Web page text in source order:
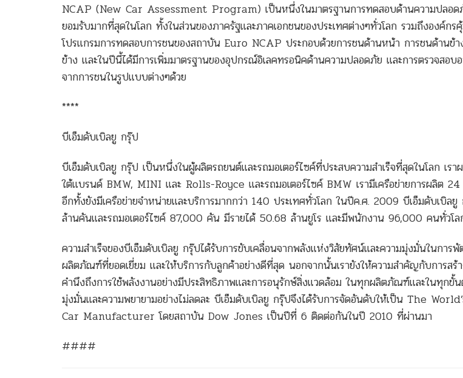
NCAP (New Car Assessment Program) เป็นหนึ่งในมาตรฐานการทดสอบด้านความปลอด
ยอมรับมากที่สุดในโลก ทั้งในส่วนของภาครัฐและภาคเอกชนของประเทศต่างๆทั่วโลก รวมถึงองค์กร
โปรแกรมการทดสอบการชนของสถาบัน Euro NCAP ประกอบด้วยการชนด้านหน้า การชนด้านข้า
ข้าง และในปีนี้ได้มีการเพิ่มมาตรฐานของอุปกรณ์อิเลคทรอนิคด้านความปลอดภัย และการตรวจสอบอ
จากการชนในรูปแบบต่างๆด้วย
****
บีเอ็มดับเบิลยู กรุ๊ป
บีเอ็มดับเบิลยู กรุ๊ป เป็นหนึ่งในผู้ผลิตรถยนต์และรถมอเตอร์ไซค์ที่ประสบความสำเร็จที่สุดในโลก เร
ใต้แบรนด์ BMW, MINI และ Rolls-Royce และรถมอเตอร์ไซค์ BMW เรามีเครือข่ายการผลิต
อีกทั้งยังมีเครือข่ายจำหน่ายและบริการมากกว่า 140 ประเทศทั่วโลก ในปีค.ศ. 2009 บีเอ็มดับเบิล
ล้านคันและรถมอเตอร์ไซค์ 87,000 คัน มีรายได้ 50.68 ล้านยูโร และมีพนักงาน 96,000 คนทั่วโ
ความสำเร็จของบีเอ็มดับเบิลยู กรุ๊ปได้รับการขับเคลื่อนจากพลังแห่งวิสัยทัศน์และความมุ่งมั่นในการ
ผลิตภัณฑ์ที่ยอดเยี่ยม และให้บริการกับลูกค้าอย่างดีที่สุด นอกจากนั้นเรายังให้ความสำคัญกับการสร้
คำนึงถึงการใช้พลังงานอย่างมีประสิทธิภาพและการอนุรักษ์สิ่งแวดล้อม ในทุกผลิตภัณฑ์และในทุกขั้
มุ่งมั่นและความพยายามอย่างไม่ลดละ บีเอ็มดับเบิลยู กรุ๊ปจึงได้รับการจัดอันดับให้เป็น The
Car Manufacturer โดยสถาบัน Dow Jones เป็นปีที่ 6 ติดต่อกันในปี 2010 ที่ผ่านมา
####